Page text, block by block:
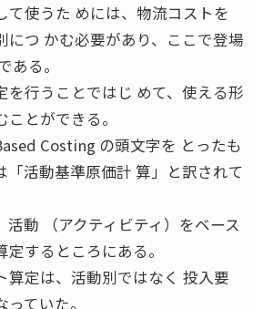
て使うた めには、物流コストを
につ かむ必要があり、ここで登場
ある。
を行うことではじ めて、使える形
とができる。
Costing の頭文字を とったも
「活動基準原価計 算」と訳されて
動 （アクティビティ）をベース
するところにある。
算定は、活動別ではなく 投入要
ていた。